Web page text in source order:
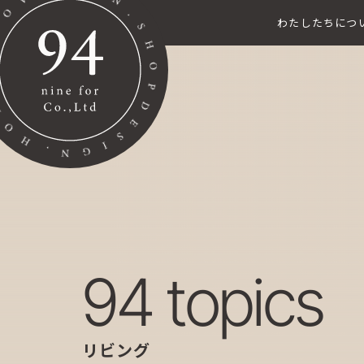
わたしたちにつ
94 topics
リビング